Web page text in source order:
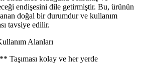
endişesini dile getirmiştir. Bu, ürünün
doğal bir durumdur ve kullanım
tavsiye edilir.
Alanları
kolay ve her yerde